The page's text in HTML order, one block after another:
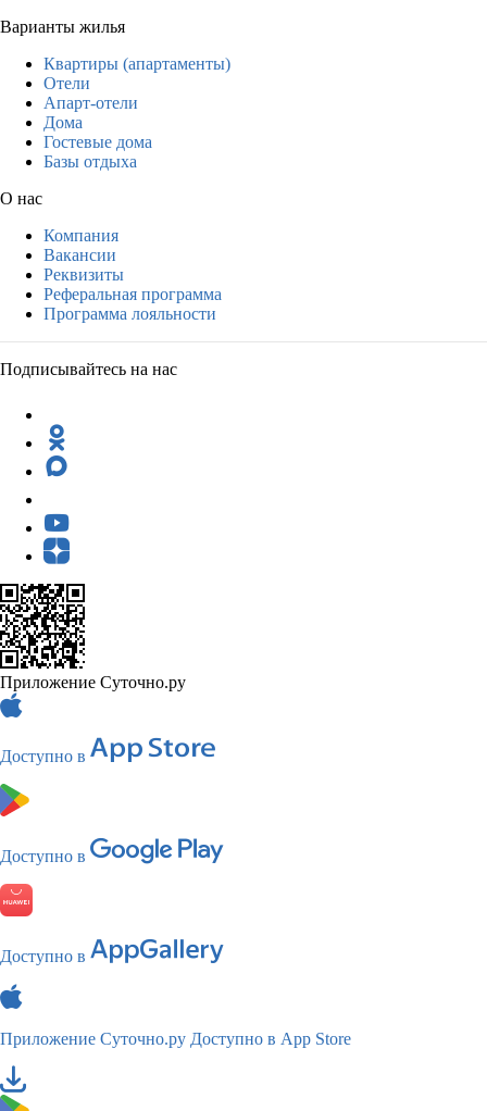
Варианты жилья
Квартиры (апартаменты)
Отели
Апарт-отели
Дома
Гостевые дома
Базы отдыха
О нас
Компания
Вакансии
Реквизиты
Реферальная программа
Программа лояльности
Подписывайтесь на нас
Приложение Суточно.ру
Доступно в
Доступно в
Доступно в
Приложение Суточно.ру Доступно в App Store